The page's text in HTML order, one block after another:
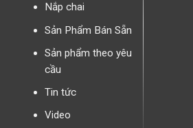
Nắp chai
Sản Phẩm Bán Sẵn
Sản phẩm theo yêu
cầu
Tin tức
Video